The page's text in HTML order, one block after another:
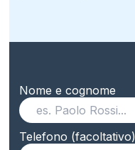
Nome e cognome
Telefono (facoltativo)